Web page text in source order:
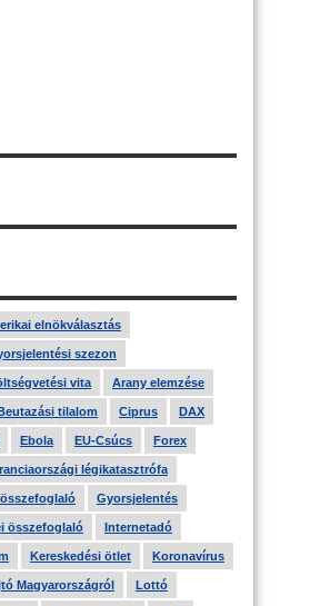
elnökválasztás
szezon
vita Arany elemzése
tilalom Ciprus DAX
Ebola EU-Csúcs Forex
légikatasztrófa
Gyorsjelentés
összefoglaló Internetadó
Kereskedési ötlet Koronavírus
Magyarországról Lottó